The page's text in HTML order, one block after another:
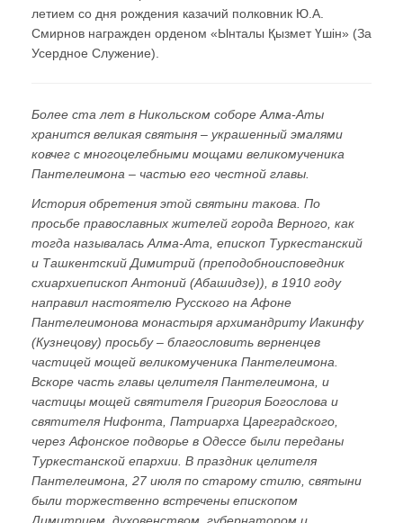
летием со дня рождения казачий полковник Ю.А.
Смирнов награжден орденом «Ынталы Қызмет Үшiн» (За
Усердное Служение).
Более ста лет в Никольском соборе Алма-Аты
хранится великая святыня – украшенный эмалями
ковчег с многоцелебными мощами великомученика
Пантелеимона – частью его честной главы.
История обретения этой святыни такова. По
просьбе православных жителей города Верного, как
тогда называлась Алма-Ата, епископ Туркестанский
и Ташкентский Димитрий (преподобноисповедник
схиархиепископ Антоний (Абашидзе)), в 1910 году
направил настоятелю Русского на Афоне
Пантелеимонова монастыря архимандриту Иакинфу
(Кузнецову) просьбу – благословить верненцев
частицей мощей великомученика Пантелеимона.
Вскоре часть главы целителя Пантелеимона, и
частицы мощей святителя Григория Богослова и
святителя Нифонта, Патриарха Цареградского,
через Афонское подворье в Одессе были переданы
Туркестанской епархии. В праздник целителя
Пантелеимона, 27 июля по старому стилю, святыни
были торжественно встречены епископом